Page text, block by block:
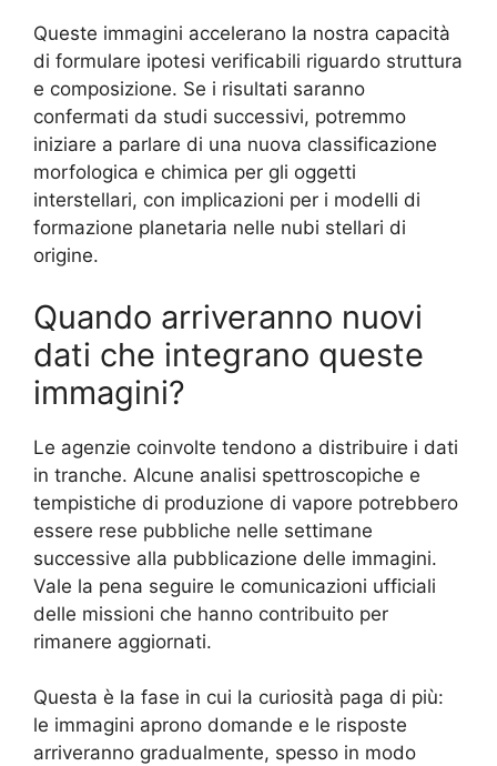
Queste immagini accelerano la nostra capacità
di formulare ipotesi verificabili riguardo struttura
e composizione. Se i risultati saranno
confermati da studi successivi, potremmo
iniziare a parlare di una nuova classificazione
morfologica e chimica per gli oggetti
interstellari, con implicazioni per i modelli di
formazione planetaria nelle nubi stellari di
origine.
Quando arriveranno nuovi
dati che integrano queste
immagini?
Le agenzie coinvolte tendono a distribuire i dati
in tranche. Alcune analisi spettroscopiche e
tempistiche di produzione di vapore potrebbero
essere rese pubbliche nelle settimane
successive alla pubblicazione delle immagini.
Vale la pena seguire le comunicazioni ufficiali
delle missioni che hanno contribuito per
rimanere aggiornati.
Questa è la fase in cui la curiosità paga di più:
le immagini aprono domande e le risposte
arriveranno gradualmente, spesso in modo